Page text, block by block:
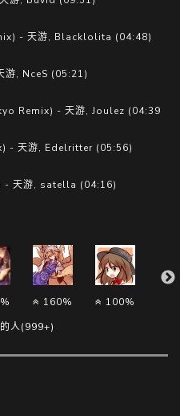
- 天游, Blacklolita (04:48)
游, NceS (05:21)
Remix) - 天游, Joulez (04:39)
- 天游, Edelritter (05:56)
- 天游, satella (04:16)
160% 100%
人(999+)